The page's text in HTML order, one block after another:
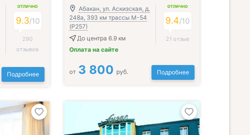
ОТЛИЧНО
9.3/10
290
отзывов
Подробнее
Абакан, ул. Аскизская, д.
248а, 393 км трассы М-54
(Р257)
До центра 6.9 км
Оплата на сайте
ОТЛИЧНО
9.4/10
21 отзыв
от 3 800 руб. Подробнее